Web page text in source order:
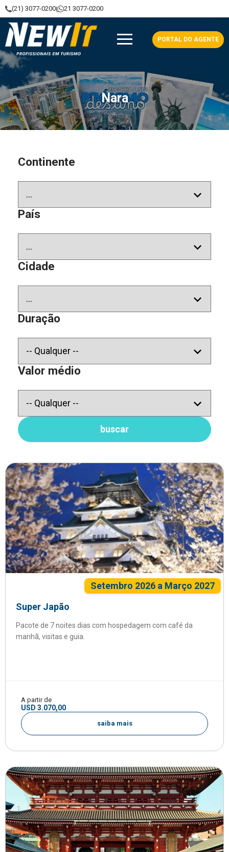
(21) 3077-0200 21 3077-0200
NewIt - Profissionais em Turismo
PORTAL DO AGENTE
Nara
Continente
País
Cidade
Duração
Valor médio
buscar
Setembro 2026 a Março 2027
Super Japão
Pacote de 7 noites dias com hospedagem com café da
manhã, visitas e guia.
A partir de
USD 3.070,00
saiba mais